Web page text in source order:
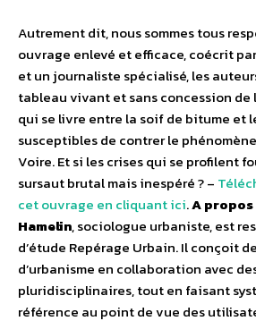
Autrement dit, nous sommes tous
ouvrage enlevé et efficace, coécrit
et un journaliste spécialisé, les
tableau vivant et sans concession
qui se livre entre la soif de bitume et
susceptibles de contrer le
Voire. Et si les crises qui se profilent
sursaut brutal mais inespéré ? –
cet ouvrage en cliquant ici.A
Hamelin, sociologue urbaniste, est
d’étude Repérage Urbain. Il conçoit
d’urbanisme en collaboration avec
pluridisciplinaires, tout en faisant
référence au point de vue des